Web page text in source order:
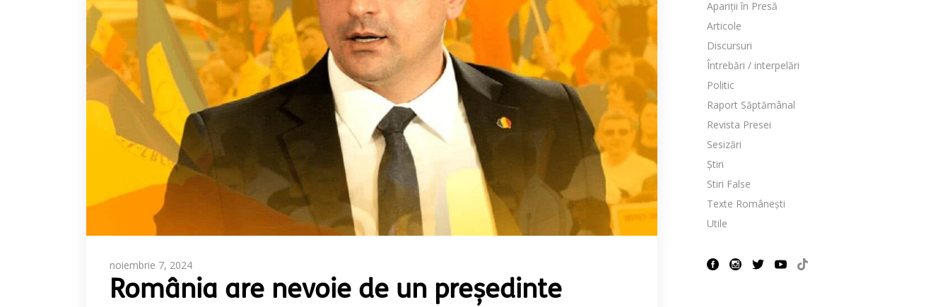
noiembrie 7, 2024
România are nevoie de un președinte
Apariții în Presă
Articole
Discursuri
Întrebări / interpelări
Politic
Raport Săptămânal
Revista Presei
Sesizări
Știri
Stiri False
Texte Românești
Utile